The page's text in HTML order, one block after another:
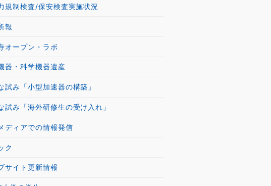
規制検査/保安検査実施状況
報
オープン・ラボ
器・科学機器遺産
試み「小型加速器の構築」
試み「海外研修生の受け入れ」
ディアでの情報発信
ク
サイト更新情報